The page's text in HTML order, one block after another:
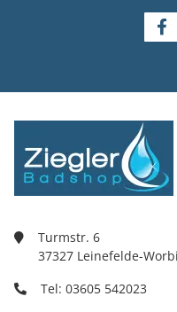
Turmstr. 6
37327 Leinefelde-
Tel: 03605 542023